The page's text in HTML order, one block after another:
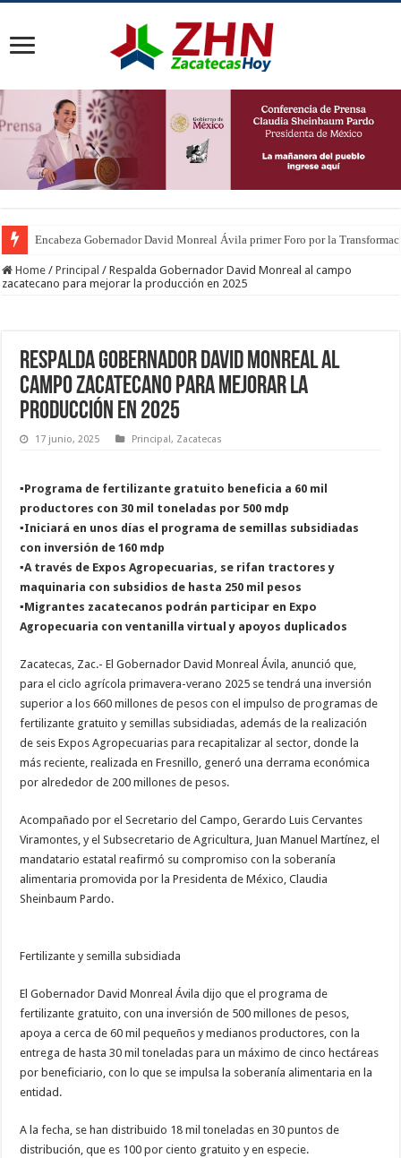
Encabeza Gobernador David Monreal Ávila primer Foro por la
Home / Principal / Respalda Gobernador David Monreal al campo
zacatecano para mejorar la producción en 2025
Respalda Gobernador David Monreal al
campo zacatecano para mejorar la
producción en 2025
17 junio, 2025 Principal, Zacatecas
▪️Programa de fertilizante gratuito beneficia a 60 mil
productores con 30 mil toneladas por 500 mdp
▪️Iniciará en unos días el programa de semillas subsidiadas
con inversión de 160 mdp
▪️A través de Expos Agropecuarias, se rifan tractores y
maquinaria con subsidios de hasta 250 mil pesos
▪️Migrantes zacatecanos podrán participar en Expo
Agropecuaria con ventanilla virtual y apoyos duplicados
Zacatecas, Zac.- El Gobernador David Monreal Ávila, anunció que,
para el ciclo agrícola primavera-verano 2025 se tendrá una inversión
superior a los 660 millones de pesos con el impulso de programas de
fertilizante gratuito y semillas subsidiadas, además de la realización
de seis Expos Agropecuarias para recapitalizar al sector, donde la
más reciente, realizada en Fresnillo, generó una derrama económica
por alrededor de 200 millones de pesos.
Acompañado por el Secretario del Campo, Gerardo Luis Cervantes
Viramontes, y el Subsecretario de Agricultura, Juan Manuel Martínez, el
mandatario estatal reafirmó su compromiso con la soberanía
alimentaria promovida por la Presidenta de México, Claudia
Sheinbaum Pardo.
Fertilizante y semilla subsidiada
El Gobernador David Monreal Ávila dijo que el programa de
fertilizante gratuito, con una inversión de 500 millones de pesos,
apoya a cerca de 60 mil pequeños y medianos productores, con la
entrega de hasta 30 mil toneladas para un máximo de cinco hectáreas
por beneficiario, con lo que se impulsa la soberanía alimentaria en la
entidad.
A la fecha, se han distribuido 18 mil toneladas en 30 puntos de
distribución, que es 100 por ciento gratuito y en especie.